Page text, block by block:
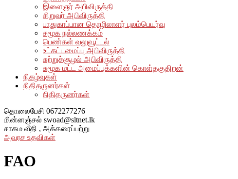
இளைஞர் அபிவிருத்தி
சிறுவர் அபிவிருத்தி
பாதுகாப்பான தொழிலாளர் புலம்பெயர்வு
சமூக நல்லணக்கம்
பெண்கள் வலுவூட்டல்
உட்கட்டமைப்பு அபிவிருத்தி
சுற்றுச்சூழல் அபிவிருத்தி
சுமூக மட்ட அமைப்புக்களின் கொள்தகுதிறன்
நிகழ்வுகள்
நிதிதருனர்கள்
நிதிதருனர்கள்
தொலைபேசி 0672277276
மின்னஞ்சல் swoad@sltnet.lk
சாகம வீதி , அக்கரைப்பற்று
அவரச உதவிகள்
FAO